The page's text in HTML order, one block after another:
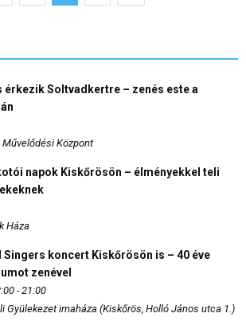
érkezik Soltvadkertre – zenés este a
Művelődési Központ
napok Kiskőrösön – élményekkel teli
Háza
Singers koncert Kiskőrösön is – 40 éve
zenével
- 21:00
Gyülekezet imaháza (Kiskőrös, Holló János utca 1.)